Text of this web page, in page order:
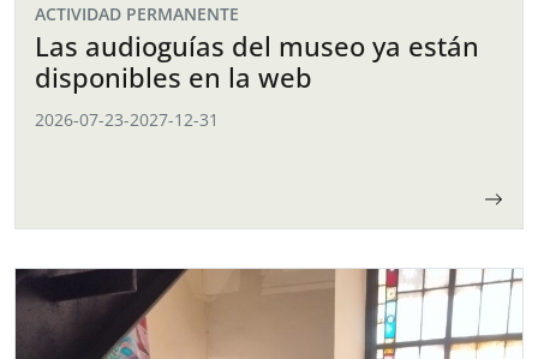
ACTIVIDAD PERMANENTE
Las audioguías del museo ya están
disponibles en la web
2026-07-23-2027-12-31